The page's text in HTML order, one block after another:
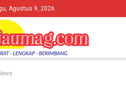
Agustus 9, 2026